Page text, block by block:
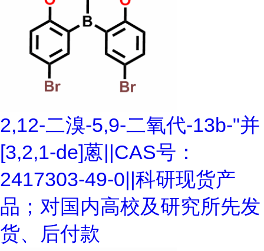
2,12-二溴-5,9-二氧代-13b-"并
[3,2,1-de]蒽||CAS号：
2417303-49-0||科研现货产
品；对国内高校及研究所先发
货、后付款